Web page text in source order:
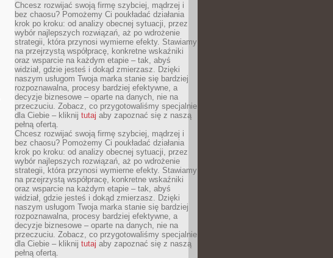
Chcesz rozwijać swoją firmę szybciej, mądrzej i
bez chaosu? Pomożemy Ci poukładać działania
krok po kroku: od analizy obecnej sytuacji, przez
wybór najlepszych rozwiązań, aż po wdrożenie
strategii, która przynosi wymierne efekty. Stawiamy
na przejrzystą współpracę, konkretne wskaźniki
oraz wsparcie na każdym etapie – tak, abyś
widział, gdzie jesteś i dokąd zmierzasz. Dzięki
naszym usługom Twoja marka stanie się bardziej
rozpoznawalna, procesy bardziej efektywne, a
decyzje biznesowe – oparte na danych, nie na
przeczuciu. Zobacz, co przygotowaliśmy specjalnie
dla Ciebie – kliknij tutaj aby zapoznać się z naszą
pełną ofertą.
Chcesz rozwijać swoją firmę szybciej, mądrzej i
bez chaosu? Pomożemy Ci poukładać działania
krok po kroku: od analizy obecnej sytuacji, przez
wybór najlepszych rozwiązań, aż po wdrożenie
strategii, która przynosi wymierne efekty. Stawiamy
na przejrzystą współpracę, konkretne wskaźniki
oraz wsparcie na każdym etapie – tak, abyś
widział, gdzie jesteś i dokąd zmierzasz. Dzięki
naszym usługom Twoja marka stanie się bardziej
rozpoznawalna, procesy bardziej efektywne, a
decyzje biznesowe – oparte na danych, nie na
przeczuciu. Zobacz, co przygotowaliśmy specjalnie
dla Ciebie – kliknij tutaj aby zapoznać się z naszą
pełną ofertą.